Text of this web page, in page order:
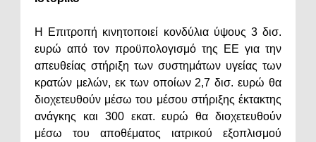
Η Επιτροπή κινητοποιεί κονδύλια ύψους 3 δισ.
ευρώ από τον προϋπολογισμό της ΕΕ για την
απευθείας στήριξη των συστημάτων υγείας των
κρατών μελών, εκ των οποίων 2,7 δισ. ευρώ θα
διοχετευθούν μέσω του μέσου στήριξης έκτακτης
ανάγκης και 300 εκατ. ευρώ θα διοχετευθούν
μέσω του αποθέματος ιατρικού εξοπλισμού